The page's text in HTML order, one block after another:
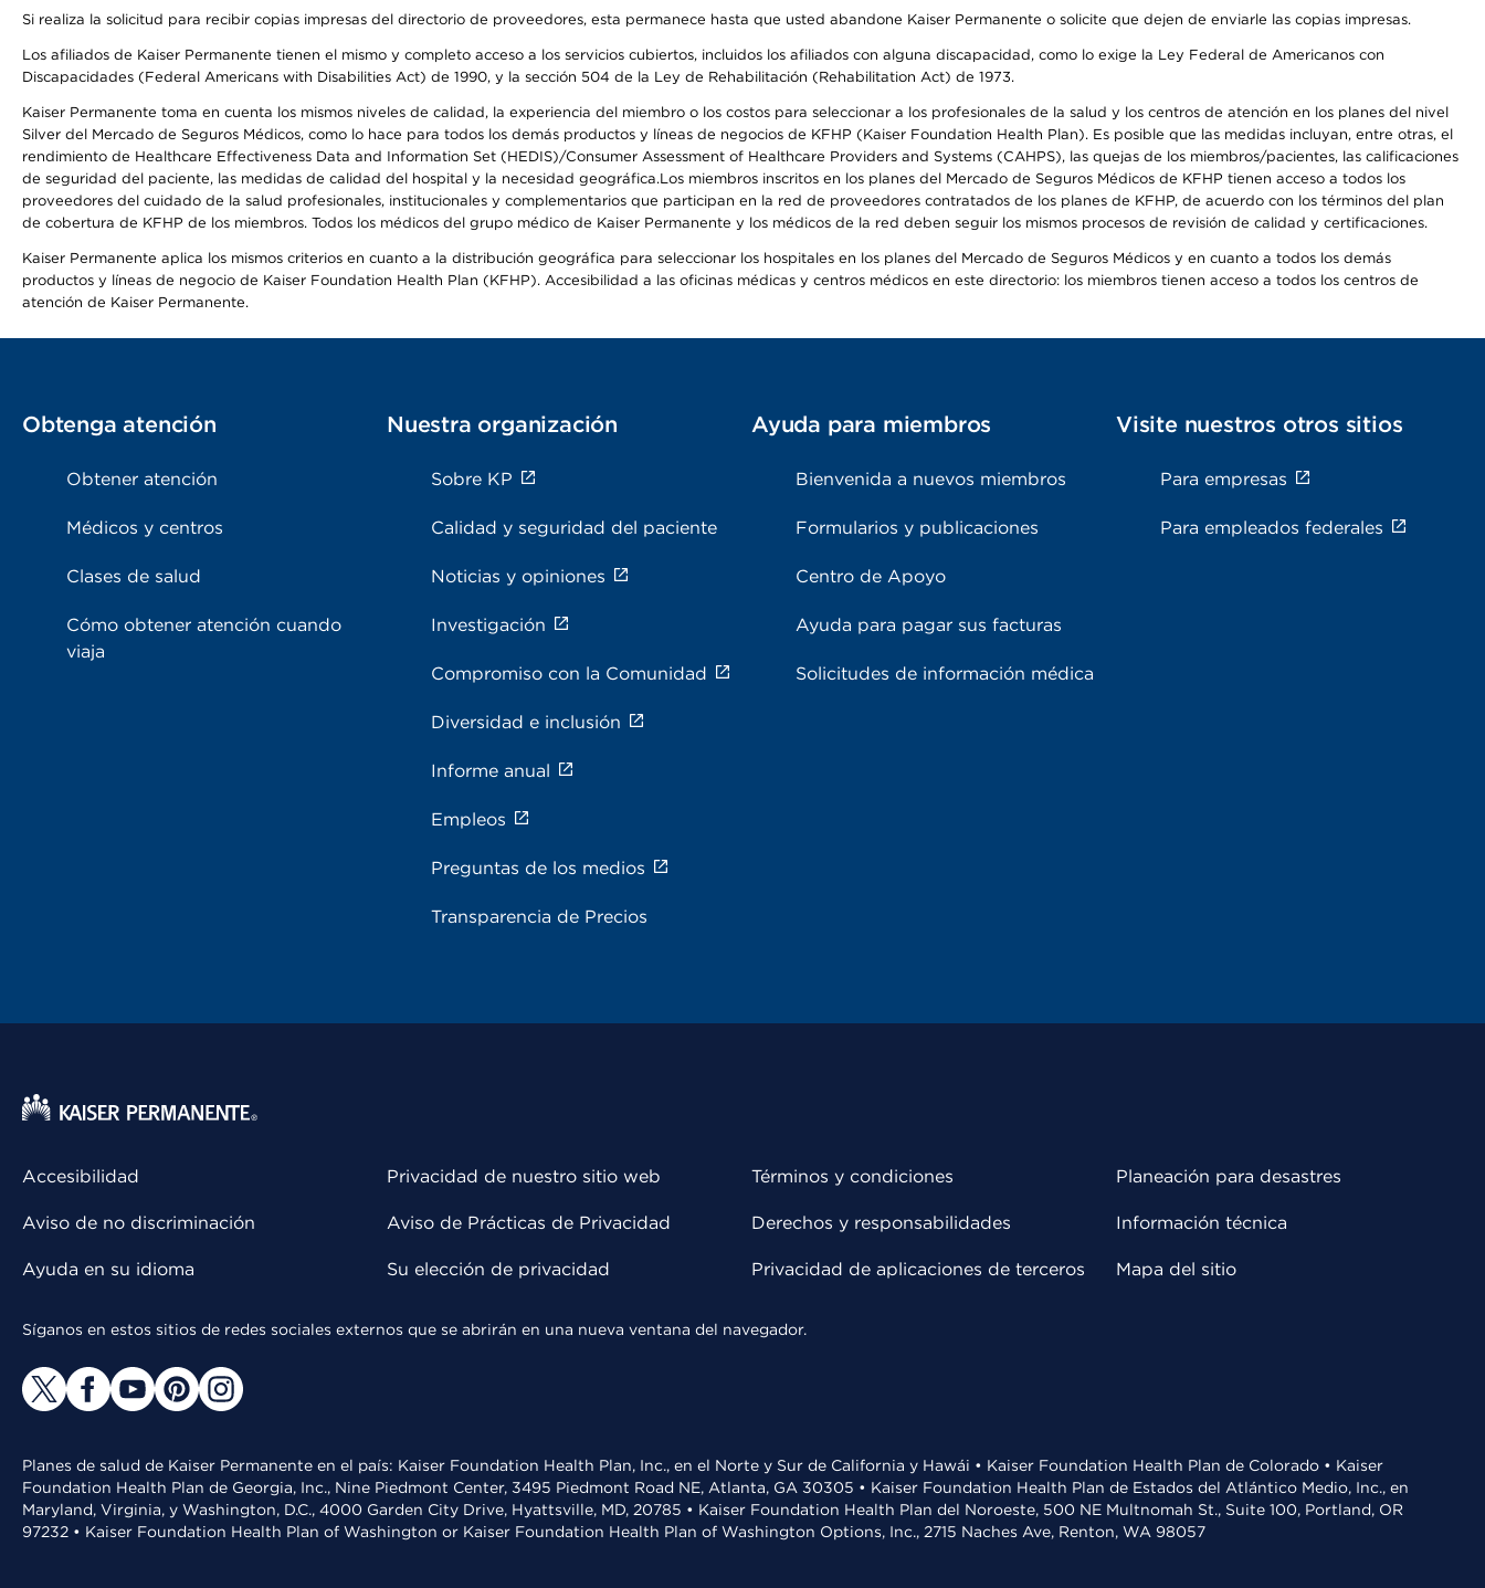
Si realiza la solicitud para recibir copias impresas del directorio de proveedores, esta permanece hasta que usted abandone Kaiser Permanente o solicite que dejen de enviarle las copias impresas.
Los afiliados de Kaiser Permanente tienen el mismo y completo acceso a los servicios cubiertos, incluidos los afiliados con alguna discapacidad, como lo exige la Ley Federal de Americanos con
Discapacidades (Federal Americans with Disabilities Act) de 1990, y la sección 504 de la Ley de Rehabilitación (Rehabilitation Act) de 1973.
Kaiser Permanente toma en cuenta los mismos niveles de calidad, la experiencia del miembro o los costos para seleccionar a los profesionales de la salud y los centros de atención en los planes del nivel
Silver del Mercado de Seguros Médicos, como lo hace para todos los demás productos y líneas de negocios de KFHP (Kaiser Foundation Health Plan). Es posible que las medidas incluyan, entre otras, el
rendimiento de Healthcare Effectiveness Data and Information Set (HEDIS)/Consumer Assessment of Healthcare Providers and Systems (CAHPS), las quejas de los miembros/pacientes, las calificaciones
de seguridad del paciente, las medidas de calidad del hospital y la necesidad geográfica.Los miembros inscritos en los planes del Mercado de Seguros Médicos de KFHP tienen acceso a todos los
proveedores del cuidado de la salud profesionales, institucionales y complementarios que participan en la red de proveedores contratados de los planes de KFHP, de acuerdo con los términos del plan
de cobertura de KFHP de los miembros. Todos los médicos del grupo médico de Kaiser Permanente y los médicos de la red deben seguir los mismos procesos de revisión de calidad y certificaciones.
Kaiser Permanente aplica los mismos criterios en cuanto a la distribución geográfica para seleccionar los hospitales en los planes del Mercado de Seguros Médicos y en cuanto a todos los demás
productos y líneas de negocio de Kaiser Foundation Health Plan (KFHP). Accesibilidad a las oficinas médicas y centros médicos en este directorio: los miembros tienen acceso a todos los centros de
atención de Kaiser Permanente.
Obtenga atención
Obtener atención
Médicos y centros
Clases de salud
Cómo obtener atención cuando
viaja
Nuestra organización
Sobre KP
Calidad y seguridad del paciente
Noticias y opiniones
Investigación
Compromiso con la Comunidad
Diversidad e inclusión
Informe anual
Empleos
Preguntas de los medios
Transparencia de Precios
Ayuda para miembros
Bienvenida a nuevos miembros
Formularios y publicaciones
Centro de Apoyo
Ayuda para pagar sus facturas
Solicitudes de información médica
Visite nuestros otros sitios
Para empresas
Para empleados federales
Accesibilidad
Aviso de no discriminación
Ayuda en su idioma
Privacidad de nuestro sitio web
Aviso de Prácticas de Privacidad
Su elección de privacidad
Términos y condiciones
Derechos y responsabilidades
Privacidad de aplicaciones de terceros
Planeación para desastres
Información técnica
Mapa del sitio
Síganos en estos sitios de redes sociales externos que se abrirán en una nueva ventana del navegador.
Planes de salud de Kaiser Permanente en el país: Kaiser Foundation Health Plan, Inc., en el Norte y Sur de California y Hawái • Kaiser Foundation Health Plan de Colorado • Kaiser
Foundation Health Plan de Georgia, Inc., Nine Piedmont Center, 3495 Piedmont Road NE, Atlanta, GA 30305 • Kaiser Foundation Health Plan de Estados del Atlántico Medio, Inc., en
Maryland, Virginia, y Washington, D.C., 4000 Garden City Drive, Hyattsville, MD, 20785 • Kaiser Foundation Health Plan del Noroeste, 500 NE Multnomah St., Suite 100, Portland, OR
97232 • Kaiser Foundation Health Plan of Washington or Kaiser Foundation Health Plan of Washington Options, Inc., 2715 Naches Ave, Renton, WA 98057